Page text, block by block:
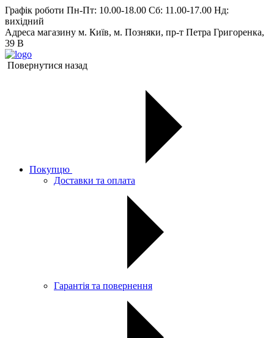
Графік роботи Пн-Пт: 10.00-18.00 Сб: 11.00-17.00 Нд:
вихiдний
Адреса магазину м. Київ, м. Позняки, пр-т Петра Григоренка,
39 В
Повернутися назад
Покупцю
Доставки та оплата
Гарантія та повернення